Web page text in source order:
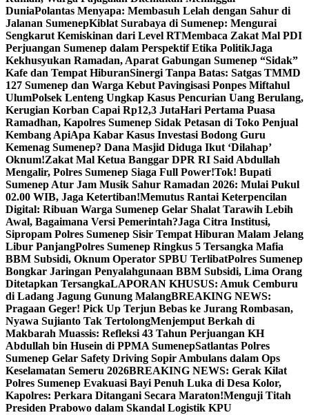
DuniaPolantas Menyapa: Membasuh Lelah dengan Sahur di
Jalanan SumenepKiblat Surabaya di Sumenep: Mengurai
Sengkarut Kemiskinan dari Level RTMembaca Zakat Mal PDI
Perjuangan Sumenep dalam Perspektif Etika PolitikJaga
Kekhusyukan Ramadan, Aparat Gabungan Sumenep “Sidak”
Kafe dan Tempat HiburanSinergi Tanpa Batas: Satgas TMMD
127 Sumenep dan Warga Kebut Pavingisasi Ponpes Miftahul
UlumPolsek Lenteng Ungkap Kasus Pencurian Uang Berulang,
Kerugian Korban Capai Rp12,3 JutaHari Pertama Puasa
Ramadhan, Kapolres Sumenep Sidak Petasan di Toko Penjual
Kembang ApiApa Kabar Kasus Investasi Bodong Guru
Kemenag Sumenep? Dana Masjid Diduga Ikut ‘Dilahap’
Oknum!Zakat Mal Ketua Banggar DPR RI Said Abdullah
Mengalir, Polres Sumenep Siaga Full Power!Tok! Bupati
Sumenep Atur Jam Musik Sahur Ramadan 2026: Mulai Pukul
02.00 WIB, Jaga Ketertiban!Memutus Rantai Keterpencilan
Digital: Ribuan Warga Sumenep Gelar Shalat Tarawih Lebih
Awal, Bagaimana Versi Pemerintah?Jaga Citra Institusi,
Sipropam Polres Sumenep Sisir Tempat Hiburan Malam Jelang
Libur PanjangPolres Sumenep Ringkus 5 Tersangka Mafia
BBM Subsidi, Oknum Operator SPBU TerlibatPolres Sumenep
Bongkar Jaringan Penyalahgunaan BBM Subsidi, Lima Orang
Ditetapkan TersangkaLAPORAN KHUSUS: Amuk Cemburu
di Ladang Jagung Gunung MalangBREAKING NEWS:
Pragaan Geger! Pick Up Terjun Bebas ke Jurang Rombasan,
Nyawa Sujianto Tak TertolongMenjemput Berkah di
Makbarah Muassis: Refleksi 43 Tahun Perjuangan KH
Abdullah bin Husein di PPMA SumenepSatlantas Polres
Sumenep Gelar Safety Driving Sopir Ambulans dalam Ops
Keselamatan Semeru 2026BREAKING NEWS: Gerak Kilat
Polres Sumenep Evakuasi Bayi Penuh Luka di Desa Kolor,
Kapolres: Perkara Ditangani Secara Maraton!Menguji Titah
Presiden Prabowo dalam Skandal Logistik KPU